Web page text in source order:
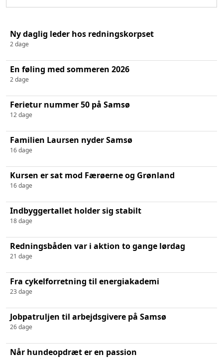
Ny daglig leder hos redningskorpset
2 dage
En føling med sommeren 2026
2 dage
Ferietur nummer 50 på Samsø
12 dage
Familien Laursen nyder Samsø
16 dage
Kursen er sat mod Færøerne og Grønland
16 dage
Indbyggertallet holder sig stabilt
18 dage
Redningsbåden var i aktion to gange lørdag
21 dage
Fra cykelforretning til energiakademi
23 dage
Jobpatruljen til arbejdsgivere på Samsø
26 dage
Når hundeopdræt er en passion